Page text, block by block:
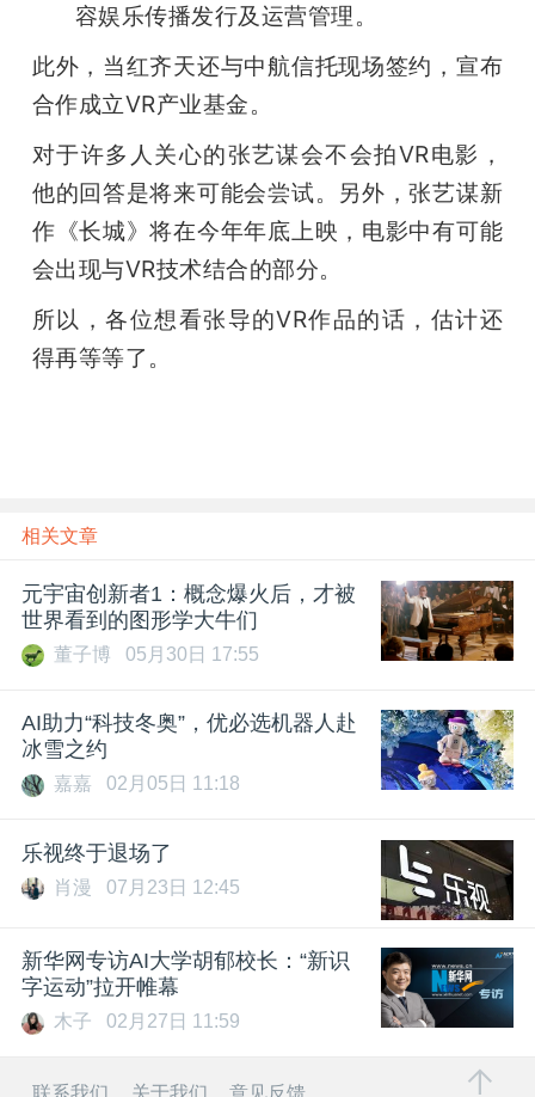
容娱乐传播发行及运营管理。
此外，当红齐天还与中航信托现场签约，宣布
合作成立VR产业基金。
对于许多人关心的张艺谋会不会拍VR电影，
他的回答是将来可能会尝试。另外，张艺谋新
作《长城》将在今年年底上映，电影中有可能
会出现与VR技术结合的部分。
所以，各位想看张导的VR作品的话，估计还
得再等等了。
相关文章
元宇宙创新者1：概念爆火后，才被
世界看到的图形学大牛们
董子博 05月30日 17:55
AI助力“科技冬奥”，优必选机器人赴
冰雪之约
嘉嘉 02月05日 11:18
乐视终于退场了
肖漫 07月23日 12:45
新华网专访AI大学胡郁校长：“新识
字运动”拉开帷幕
木子 02月27日 11:59
联系我们 关于我们 意见反馈